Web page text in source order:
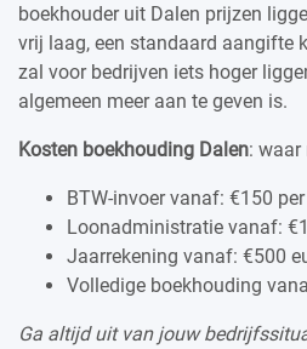
boekhouder uit Dalen prijzen
vrij laag, een standaard aangifte
zal voor bedrijven iets hoger
algemeen meer aan te geven is.
Kosten boekhouding Dalen: waar
BTW-invoer vanaf: €150
Loonadministratie vanaf:
Jaarrekening vanaf: €500
Volledige boekhouding
Ga altijd uit van jouw